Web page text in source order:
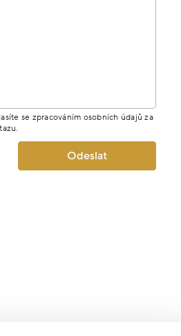
se zpracováním osobních údajů za
Odeslat